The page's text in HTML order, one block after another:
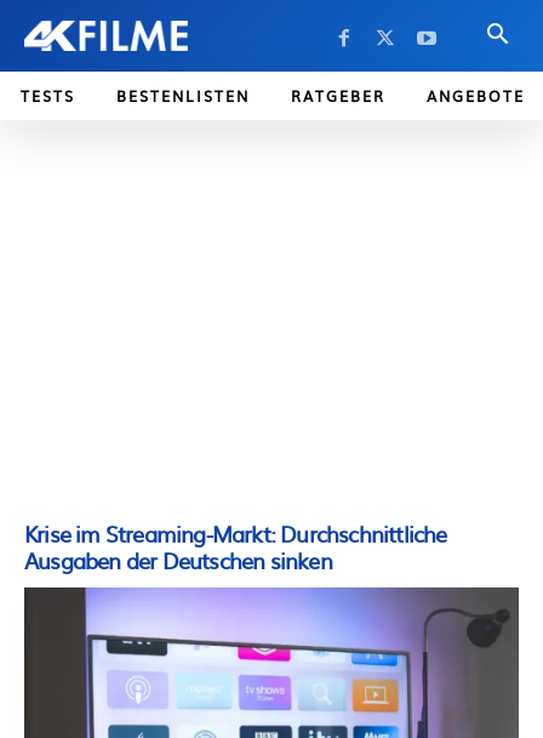
TESTS BESTENLISTEN RATGEBER ANGEBOTE
Krise im Streaming-Markt: Durchschnittliche
Ausgaben der Deutschen sinken